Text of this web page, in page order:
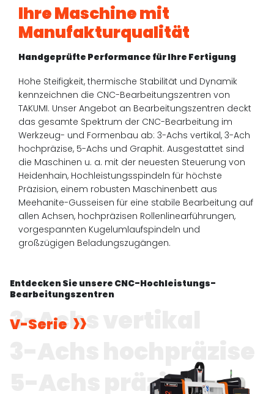
Ihre Maschine mit
Manufakturqualität
Handgeprüfte Performance für Ihre Fertigung
Hohe Steifigkeit, thermische Stabilität und Dynamik
kennzeichnen die CNC-Bearbeitungszentren von
TAKUMI. Unser Angebot an Bearbeitungszentren deckt
das gesamte Spektrum der CNC-Bearbeitung im
Werkzeug- und Formenbau ab: 3-Achs vertikal, 3-Ach
hochpräzise, 5-Achs und Graphit. Ausgestattet sind
die Maschinen u. a. mit der neuesten Steuerung von
Heidenhain, Hochleistungsspindeln für höchste
Präzision, einem robusten Maschinenbett aus
Meehanite-Gusseisen für eine stabile Bearbeitung auf
allen Achsen, hochpräzisen Rollenlinearführungen,
vorgespannten Kugelumlaufspindeln und
großzügigen Beladungszugängen.
Entdecken Sie unsere CNC-Hochleistungs-
Bearbeitungszentren
3-Achs vertikal
V-Serie
5-Achs präzise